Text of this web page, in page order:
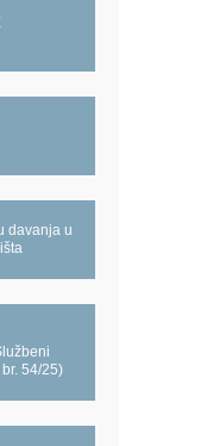
davanja u
54/25)